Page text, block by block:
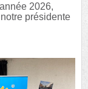
2026,
présidente